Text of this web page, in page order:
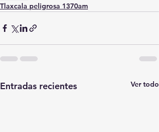
Tlaxcala peligrosa 1370am
Entradas recientes Ver todo